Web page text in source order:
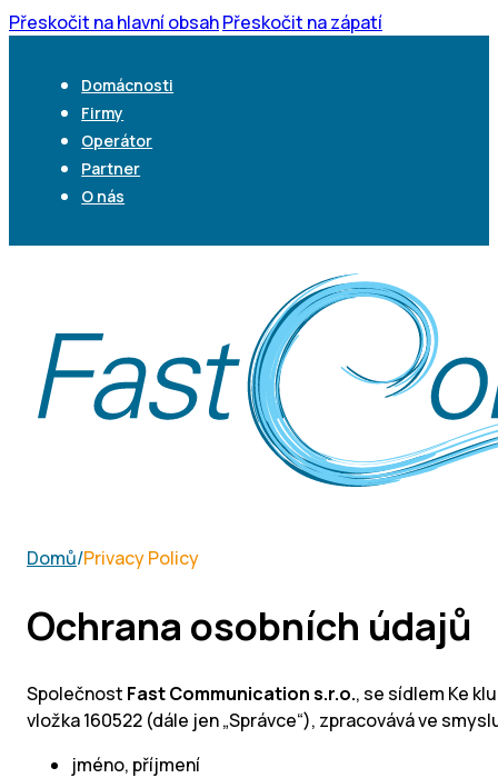
Přeskočit na hlavní obsahPřeskočit na zápatí
Domácnosti
Firmy
Operátor
Partner
O nás
Domů/Privacy Policy
Ochrana osobních údajů
Společnost Fast Communication s.r.o., se sídlem Ke
vložka 160522 (dále jen „Správce“), zpracovává ve
jméno, příjmení